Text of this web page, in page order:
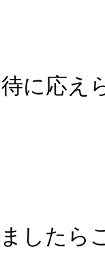
に応え
したら